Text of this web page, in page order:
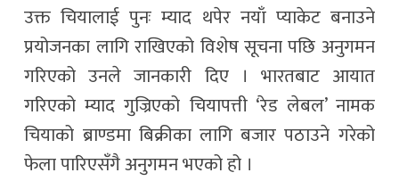
उक्त चियालाई पुनः म्याद थपेर नयाँ प्याकेट बनाउने
प्रयोजनका लागि राखिएको विशेष सूचना पछि अनुगमन
गरिएको उनले जानकारी दिए । भारतबाट आयात
गरिएको म्याद गुज्रिएको चियापत्ती ‘रेड लेबल’ नामक
चियाको ब्राण्डमा बिक्रीका लागि बजार पठाउने गरेको
फेला पारिएसँगै अनुगमन भएको हो ।